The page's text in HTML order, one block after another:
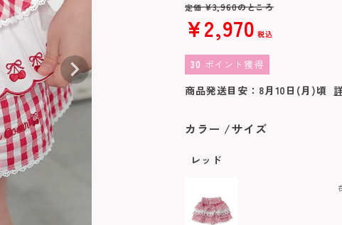
定価 ¥3,960のところ
¥2,970 税込
30 ポイント獲得
商品発送目安： 8月10日(月)頃
カラー サイズ
レッド